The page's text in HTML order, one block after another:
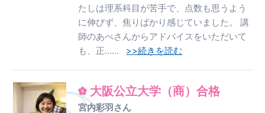
たしは理系科目が苦手で、点数も思うよう
に伸びず、焦りばかり感じていました。 講
師のあべさんからアドバイスをいただいて
も、正…… >>続きを読む
大阪公立大学（商）合格
宮内彩羽さん